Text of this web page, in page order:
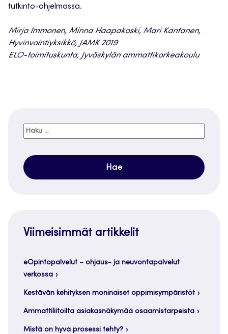
tutkinto-ohjelmassa.
Mirja Immonen, Minna Haapakoski, Mari Kantanen,
Hyvinvointiyksikkö, JAMK 2019
ELO-toimituskunta, Jyväskylän ammattikorkeakoulu
Haku:
Viimeisimmät artikkelit
eOpintopalvelut – ohjaus- ja neuvontapalvelut
verkossa
Kestävän kehityksen moninaiset oppimisympäristöt
Ammattiliitoilta asiakasnäkymää osaamistarpeista
Mistä on hyvä prosessi tehty?